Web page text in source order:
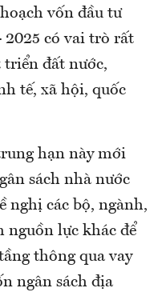
vốn đầu tư
2025 có vai trò rất
đất nước,
tế, xã hội, quốc
hạn này mới
sách nhà nước
nghị các bộ, ngành,
nguồn lực khác để
thông qua vay
ngân sách địa